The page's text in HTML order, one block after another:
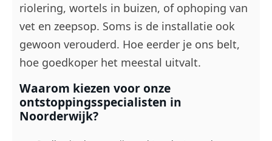
riolering, wortels in buizen, of ophoping van
vet en zeepsop. Soms is de installatie ook
gewoon verouderd. Hoe eerder je ons belt,
hoe goedkoper het meestal uitvalt.
Waarom kiezen voor onze
ontstoppingsspecialisten in
Noorderwijk?